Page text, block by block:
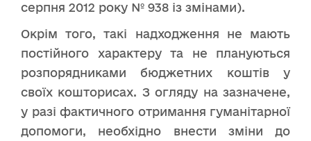
серпня 2012 року № 938 із змінами).
Окрім того, такі надходження не мають
постійного характеру та не плануються
розпорядниками бюджетних коштів у
своїх кошторисах. З огляду на зазначене,
у разі фактичного отримання гуманітарної
допомоги, необхідно внести зміни до